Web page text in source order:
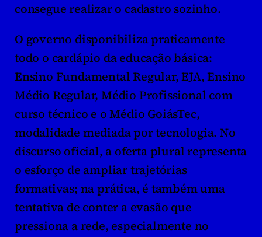
consegue realizar o cadastro sozinho.
O governo disponibiliza praticamente
todo o cardápio da educação básica:
Ensino Fundamental Regular, EJA, Ensino
Médio Regular, Médio Profissional com
curso técnico e o Médio GoiásTec,
modalidade mediada por tecnologia. No
discurso oficial, a oferta plural representa
o esforço de ampliar trajetórias
formativas; na prática, é também uma
tentativa de conter a evasão que
pressiona a rede, especialmente no